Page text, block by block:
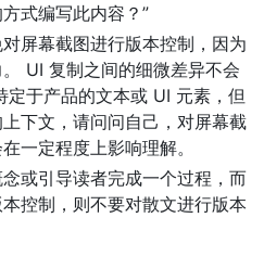
式编写此内容？”
屏幕截图进行版本控制，因为
UI 复制之间的细微差异不会
定于产品的文本或 UI 元素，但
下文，请问问自己，对屏幕截
一定程度上影响理解。
或引导读者完成一个过程，而
控制，则不要对散文进行版本